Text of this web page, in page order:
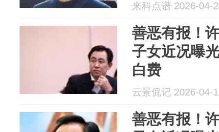
来科点谱 2026-04-
善恶有报！
子女近况曝
白费
云景侃记 2026-04-
善恶有报！